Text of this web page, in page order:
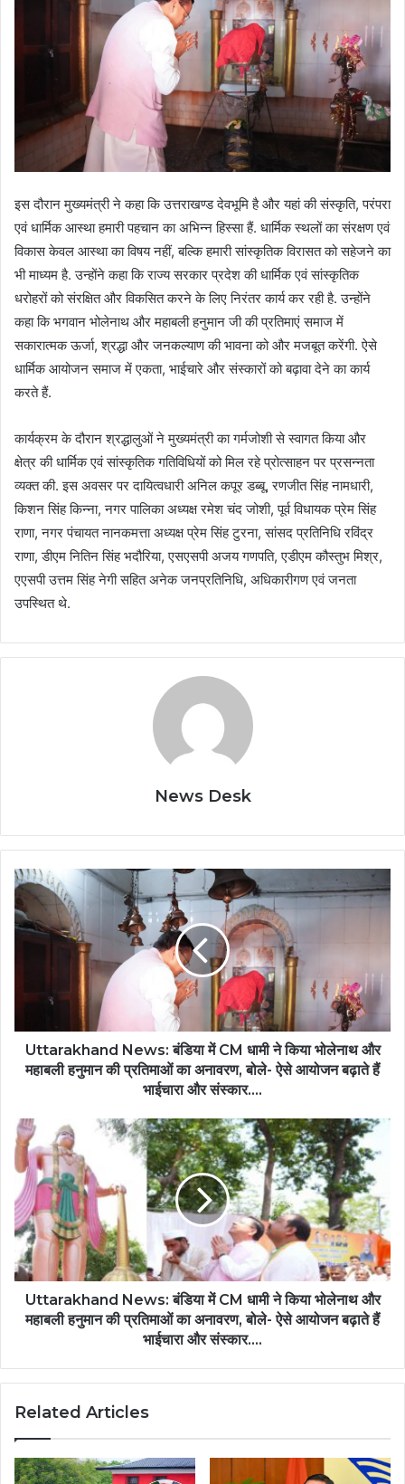
इस दौरान मुख्यमंत्री ने कहा कि उत्तराखण्ड देवभूमि है और यहां की संस्कृति, परंपरा
एवं धार्मिक आस्था हमारी पहचान का अभिन्न हिस्सा हैं. धार्मिक स्थलों का संरक्षण एवं
विकास केवल आस्था का विषय नहीं, बल्कि हमारी सांस्कृतिक विरासत को सहेजने का
भी माध्यम है. उन्होंने कहा कि राज्य सरकार प्रदेश की धार्मिक एवं सांस्कृतिक
धरोहरों को संरक्षित और विकसित करने के लिए निरंतर कार्य कर रही है. उन्होंने
कहा कि भगवान भोलेनाथ और महाबली हनुमान जी की प्रतिमाएं समाज में
सकारात्मक ऊर्जा, श्रद्धा और जनकल्याण की भावना को और मजबूत करेंगी. ऐसे
धार्मिक आयोजन समाज में एकता, भाईचारे और संस्कारों को बढ़ावा देने का कार्य
करते हैं.
कार्यक्रम के दौरान श्रद्धालुओं ने मुख्यमंत्री का गर्मजोशी से स्वागत किया और
क्षेत्र की धार्मिक एवं सांस्कृतिक गतिविधियों को मिल रहे प्रोत्साहन पर प्रसन्नता
व्यक्त की. इस अवसर पर दायित्वधारी अनिल कपूर डब्बू, रणजीत सिंह नामधारी,
किशन सिंह किन्ना, नगर पालिका अध्यक्ष रमेश चंद जोशी, पूर्व विधायक प्रेम सिंह
राणा, नगर पंचायत नानकमत्ता अध्यक्ष प्रेम सिंह टुरना, सांसद प्रतिनिधि रविंद्र
राणा, डीएम नितिन सिंह भदौरिया, एसएसपी अजय गणपति, एडीएम कौस्तुभ मिश्र,
एएसपी उत्तम सिंह नेगी सहित अनेक जनप्रतिनिधि, अधिकारीगण एवं जनता
उपस्थित थे.
News Desk
Uttarakhand News: बंडिया में CM धामी ने किया भोलेनाथ और
महाबली हनुमान की प्रतिमाओं का अनावरण, बोले- ऐसे आयोजन बढ़ाते हैं
भाईचारा और संस्कार….
Uttarakhand News: बंडिया में CM धामी ने किया भोलेनाथ और
महाबली हनुमान की प्रतिमाओं का अनावरण, बोले- ऐसे आयोजन बढ़ाते हैं
भाईचारा और संस्कार....
Related Articles